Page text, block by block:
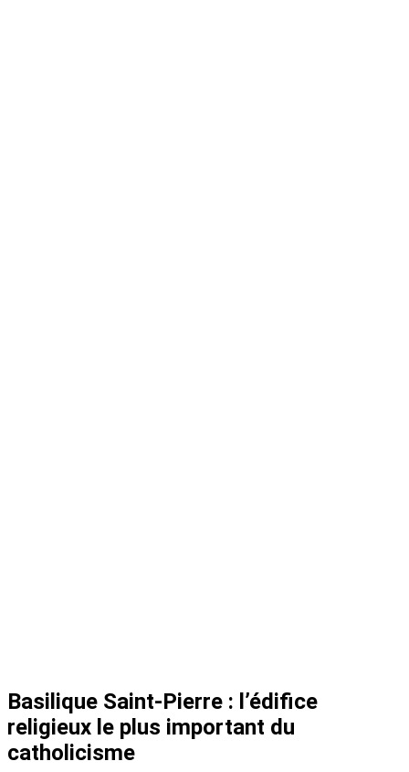
Basilique Saint-Pierre : l’édifice
religieux le plus important du
catholicisme